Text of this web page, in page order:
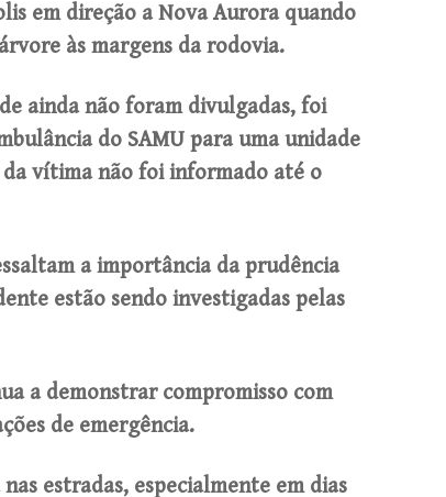
em direção a Nova Aurora quando
às margens da rodovia.
ainda não foram divulgadas, foi
do SAMU para uma unidade
da vítima não foi informado até o
a importância da prudência
estão sendo investigadas pelas
a demonstrar compromisso com
de emergência.
estradas, especialmente em dias